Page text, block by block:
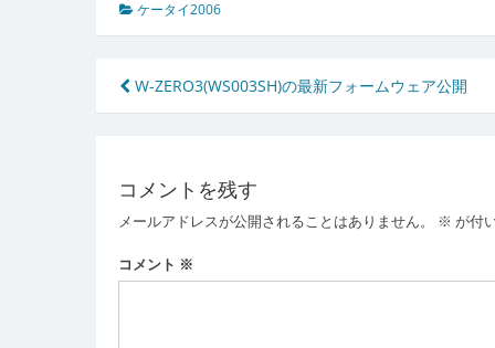
ケータイ2006
投
稿
ビ
ゲ
ー
W-ZERO3(WS003SH)の最新フォームウェア公開
コメントを残す
メールアドレスが公開されることはありません。 ※ が付
コメント ※